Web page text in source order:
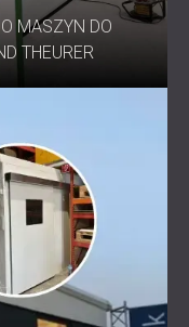
MASZYN DO
THEURER